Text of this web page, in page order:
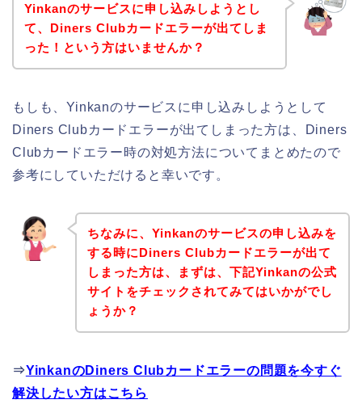
Yinkanのサービスに申し込みしようとし
て、Diners Clubカードエラーが出てしま
った！という方はいませんか？
もしも、Yinkanのサービスに申し込みしようとして
Diners Clubカードエラーが出てしまった方は、Diners
Clubカードエラー時の対処方法についてまとめたので
参考にしていただけると幸いです。
ちなみに、Yinkanのサービスの申し込みを
する時にDiners Clubカードエラーが出て
しまった方は、まずは、下記Yinkanの公式
サイトをチェックされてみてはいかがでし
ょうか？
⇒YinkanのDiners Clubカードエラーの問題を今すぐ
解決したい方はこちら